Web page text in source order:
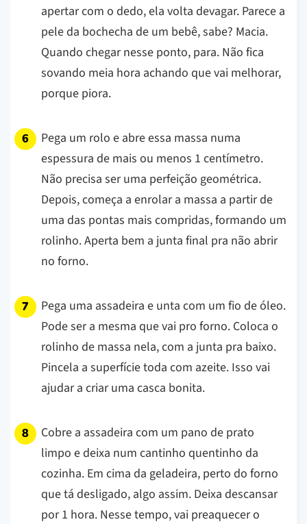
apertar com o dedo, ela volta devagar. Parece a
pele da bochecha de um bebê, sabe? Macia.
Quando chegar nesse ponto, para. Não fica
sovando meia hora achando que vai melhorar,
porque piora.
Pega um rolo e abre essa massa numa
espessura de mais ou menos 1 centímetro.
Não precisa ser uma perfeição geométrica.
Depois, começa a enrolar a massa a partir de
uma das pontas mais compridas, formando um
rolinho. Aperta bem a junta final pra não abrir
no forno.
Pega uma assadeira e unta com um fio de óleo.
Pode ser a mesma que vai pro forno. Coloca o
rolinho de massa nela, com a junta pra baixo.
Pincela a superfície toda com azeite. Isso vai
ajudar a criar uma casca bonita.
Cobre a assadeira com um pano de prato
limpo e deixa num cantinho quentinho da
cozinha. Em cima da geladeira, perto do forno
que tá desligado, algo assim. Deixa descansar
por 1 hora. Nesse tempo, vai preaquecer o